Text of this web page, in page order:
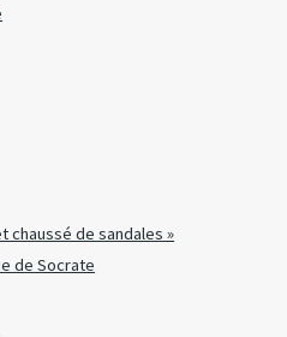
chaussé de sandales »
de Socrate